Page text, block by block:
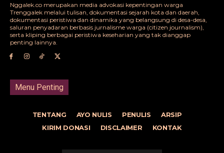
Nggalek.co merupakan media advokasi kepentingan warga
Trenggalek melalui tulisan, dokumentasi sejarah kota dan daerah,
dokumentasi peristiwa dan dinamika yang belangsung di desa-desa,
saluran penyadaran berbasis jurnalisme warga (citizen journalism),
serta kliping berbagai peristiwa keseharian yang tak dianggap
penting lainnya.
Menu Penting
TENTANG AYO NULIS PENULIS
ARSIP
KIRIM DONASI
DISCLAIMER KONTAK